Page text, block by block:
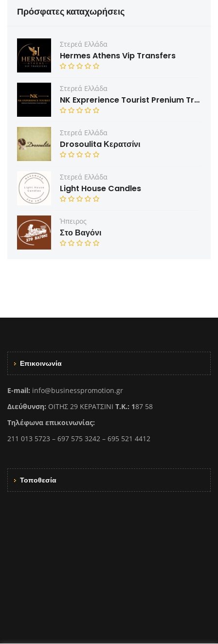
Πρόσφατες καταχωρήσεις
Στερεά Ελλάδα
Hermes Athens Vip Transfers
Στερεά Ελλάδα
NK Exprerience Tourist Prenium Transfers & Tours
Στερεά Ελλάδα
Drosoulita Κερατσίνι
Στερεά Ελλάδα
Light House Candles
Ήπειρος
Στο Βαγόνι
Επικοινωνία
E-mail: info@businesspromotion.gr
Διεύθυνση: ΟΙΤΗΣ 29 ΚΕΡΑΤΣΙΝΙ Τ.Κ.: 187 58
Τηλέφωνα επικοινωνίας:
211 013 5723 – 697 575 3242 – 695 521 4412
Τοποθεσία